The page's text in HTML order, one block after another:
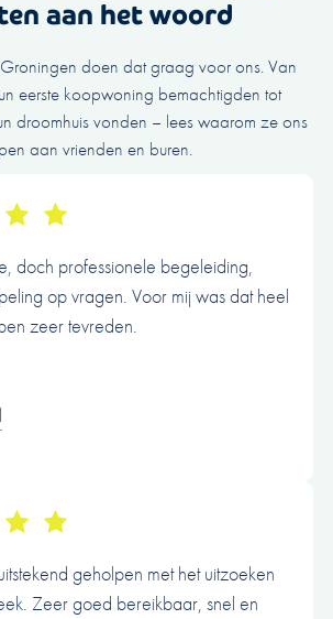
aan het woord
doen dat graag voor ons. Van
eerste koopwoning bemachtigden tot
droomhuis vonden – lees waarom ze ons
aan vrienden en buren.
doch professionele begeleiding,
op vragen. Voor mij was dat heel
zeer tevreden.
geholpen met het uitzoeken
Zeer goed bereikbaar, snel en